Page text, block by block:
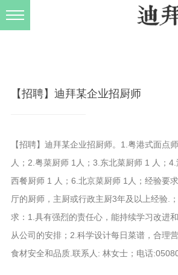
【招聘】迪拜某企业招厨师
【招聘】迪拜某企业招厨师。1.粤港式面点
人；2.粤菜厨师 1人；3.东北菜厨师 1 人；4.
西餐厨师 1 人；6.北京菜厨师 1人；经验要
厅的厨师，主厨或行政主厨3年及以上经验.
求：1.具有强烈的责任心，能持续学习改进
从公司的安排；2.科学设计每日菜谱，合理
食材安全和品质.联系人: 林女士；电话